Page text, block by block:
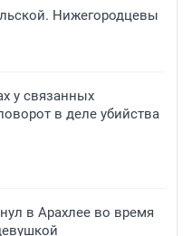
Нижегородцевы
у связанных
в деле убийства
в Арахлее во время